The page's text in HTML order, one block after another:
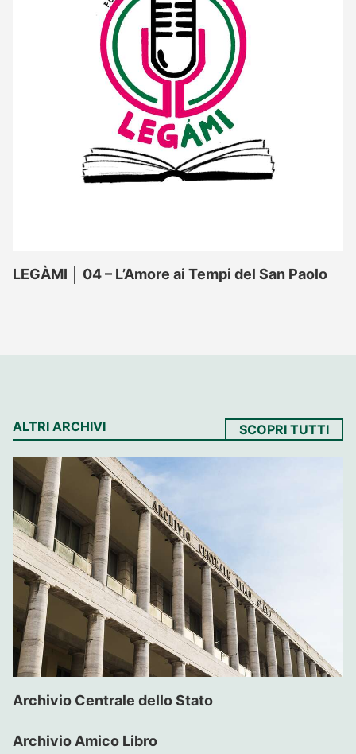
LEGÀMI │ 04 – L’Amore ai Tempi del San Paolo
ALTRI ARCHIVI SCOPRI TUTTI
Archivio Centrale dello Stato
Archivio Amico Libro